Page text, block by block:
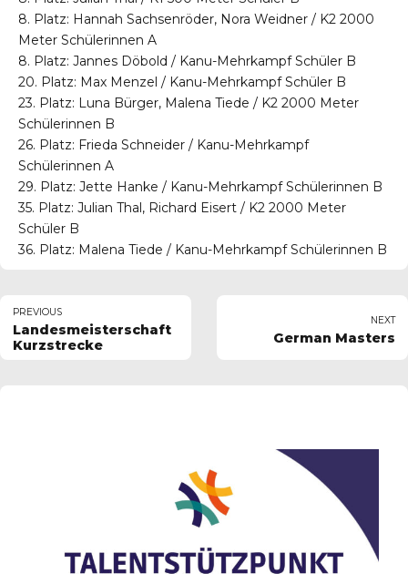
8. Platz: Hannah Sachsenröder, Nora Weidner / K2 2000
Meter Schülerinnen A
8. Platz: Jannes Döbold / Kanu-Mehrkampf Schüler B
20. Platz: Max Menzel / Kanu-Mehrkampf Schüler B
23. Platz: Luna Bürger, Malena Tiede / K2 2000 Meter
Schülerinnen B
26. Platz: Frieda Schneider / Kanu-Mehrkampf
Schülerinnen A
29. Platz: Jette Hanke / Kanu-Mehrkampf Schülerinnen B
35. Platz: Julian Thal, Richard Eisert / K2 2000 Meter
Schüler B
36. Platz: Malena Tiede / Kanu-Mehrkampf Schülerinnen B
PREVIOUS
Landesmeisterschaft
Kurzstrecke
NEXT
German Masters